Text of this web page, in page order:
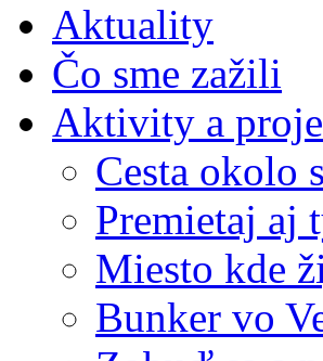
Aktuality
Čo sme zažili
Aktivity a
Cesta okolo
Premietaj aj
Miesto kde
Bunker vo